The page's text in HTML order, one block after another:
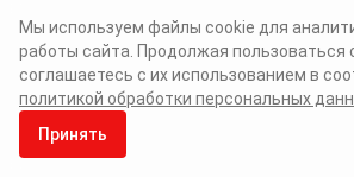
Мы используем файлы cookie для
работы сайта. Продолжая пользоваться
соглашаетесь с их использованием в
политикой обработки персональных
Принять